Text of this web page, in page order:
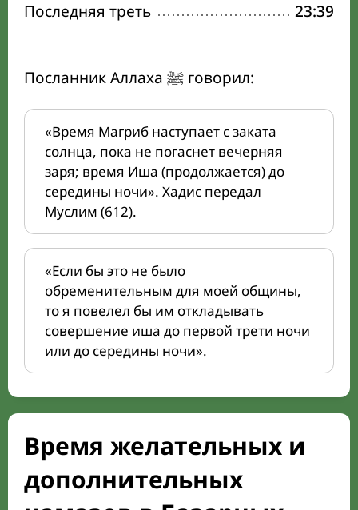
Последняя треть
23:39
Посланник Аллаха ﷺ говорил:
«Время Магриб наступает с заката
солнца, пока не погаснет вечерняя
заря; время Иша (продолжается) до
середины ночи». Хадис передал
Муслим (612).
«Если бы это не было
обременительным для моей общины,
то я повелел бы им откладывать
совершение иша до первой трети ночи
или до середины ночи».
Время желательных и
дополнительных